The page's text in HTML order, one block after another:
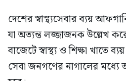
দেশের স্বাস্থ্যসেবার ব্যয়
যা অত্যন্ত লজ্জাজনক উল্লেখ
বাজেটে স্বাস্থ্য ও শিক্ষা খাতে
সেবা জনগণের নাগালের মধ্যে